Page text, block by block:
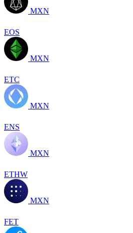
MXN
EOS
MXN
ETC
MXN
ENS
MXN
ETHW
MXN
FET